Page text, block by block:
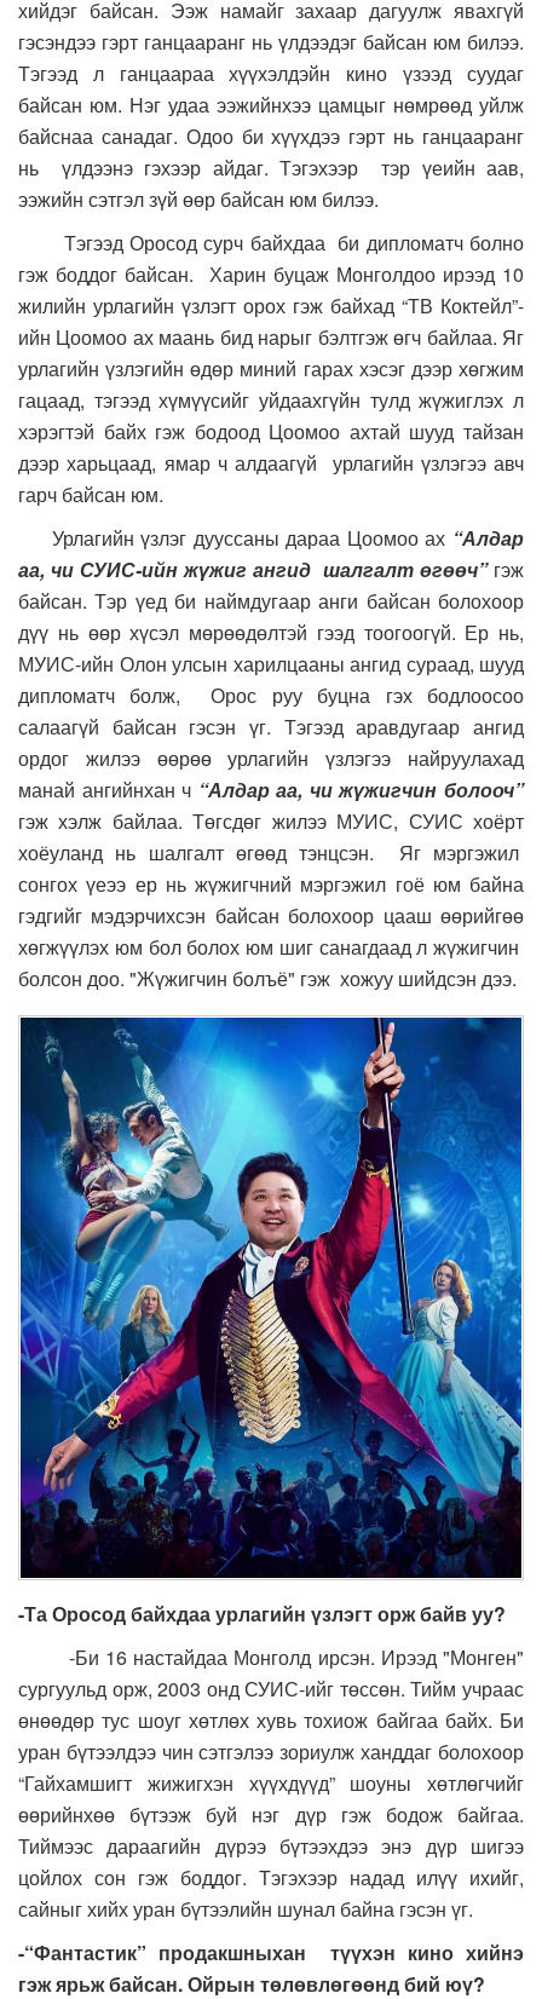
хийдэг байсан. Ээж намайг захаар дагуулж явахгүй
гэсэндээ гэрт ганцааранг нь үлдээдэг байсан юм билээ.
Тэгээд л ганцаараа хүүхэлдэйн кино үзээд суудаг
байсан юм. Нэг удаа ээжийнхээ цамцыг нөмрөөд уйлж
байснаа санадаг. Одоо би хүүхдээ гэрт нь ганцааранг
нь үлдээнэ гэхээр айдаг. Тэгэхээр тэр үеийн аав,
ээжийн сэтгэл зүй өөр байсан юм билээ.
Тэгээд Оросод сурч байхдаа би дипломатч болно
гэж боддог байсан. Харин буцаж Монголдоо ирээд 10
жилийн урлагийн үзлэгт орох гэж байхад “ТВ Коктейл”-
ийн Цоомоо ах маань бид нарыг бэлтгэж өгч байлаа. Яг
урлагийн үзлэгийн өдөр миний гарах хэсэг дээр хөгжим
гацаад, тэгээд хүмүүсийг уйдаахгүйн тулд жүжиглэх л
хэрэгтэй байх гэж бодоод Цоомоо ахтай шууд тайзан
дээр харьцаад, ямар ч алдаагүй урлагийн үзлэгээ авч
гарч байсан юм.
Урлагийн үзлэг дууссаны дараа Цоомоо ах “Алдар
аа, чи СУИС-ийн жүжиг ангид шалгалт өгөөч” гэж
байсан. Тэр үед би наймдугаар анги байсан болохоор
дүү нь өөр хүсэл мөрөөдөлтэй гээд тоогоогүй. Ер нь,
МУИС-ийн Олон улсын харилцааны ангид сураад, шууд
дипломатч болж, Орос руу буцна гэх бодлоосоо
салаагүй байсан гэсэн үг. Тэгээд аравдугаар ангид
ордог жилээ өөрөө урлагийн үзлэгээ найруулахад
манай ангийнхан ч “Алдар аа, чи жүжигчин болооч”
гэж хэлж байлаа. Төгсдөг жилээ МУИС, СУИС хоёрт
хоёуланд нь шалгалт өгөөд тэнцсэн. Яг мэргэжил
сонгох үеээ ер нь жүжигчний мэргэжил гоё юм байна
гэдгийг мэдэрчихсэн байсан болохоор цааш өөрийгөө
хөгжүүлэх юм бол болох юм шиг санагдаад л жүжигчин
болсон доо. "Жүжигчин болъё" гэж хожуу шийдсэн дээ.
-Та Оросод байхдаа урлагийн үзлэгт орж байв уу?
-Би 16 настайдаа Монголд ирсэн. Ирээд "Монген"
сургуульд орж, 2003 онд СУИС-ийг төссөн. Тийм учраас
өнөөдөр тус шоуг хөтлөх хувь тохиож байгаа байх. Би
уран бүтээлдээ чин сэтгэлээ зориулж ханддаг болохоор
“Гайхамшигт жижигхэн хүүхдүүд” шоуны хөтлөгчийг
өөрийнхөө бүтээж буй нэг дүр гэж бодож байгаа.
Тиймээс дараагийн дүрээ бүтээхдээ энэ дүр шигээ
цойлох сон гэж боддог. Тэгэхээр надад илүү ихийг,
сайныг хийх уран бүтээлийн шунал байна гэсэн үг.
-“Фантастик” продакшныхан түүхэн кино хийнэ
гэж ярьж байсан. Ойрын төлөвлөгөөнд бий юү?